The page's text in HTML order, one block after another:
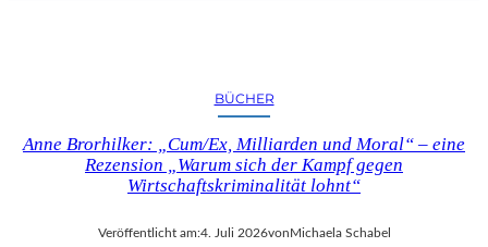
BÜCHER
Anne Brorhilker: „Cum/Ex, Milliarden und Moral“ – eine
Rezension „Warum sich der Kampf gegen
Wirtschaftskriminalität lohnt“
Veröffentlicht am:4. Juli 2026vonMichaela Schabel